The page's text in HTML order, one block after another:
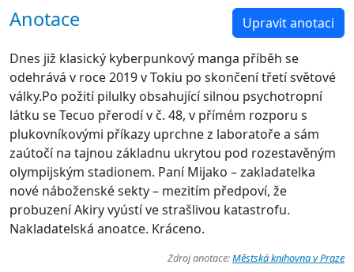
Anotace Upravit anotaci
Dnes již klasický kyberpunkový manga příběh se
odehrává v roce 2019 v Tokiu po skončení třetí světové
války.Po požití pilulky obsahující silnou psychotropní
látku se Tecuo přerodí v č. 48, v přímém rozporu s
plukovníkovými příkazy uprchne z laboratoře a sám
zaútočí na tajnou základnu ukrytou pod rozestavěným
olympijským stadionem. Paní Mijako – zakladatelka
nové náboženské sekty – mezitím předpoví, že
probuzení Akiry vyústí ve strašlivou katastrofu.
Nakladatelská anoatce. Kráceno.
Zdroj anotace:Městská knihovna v Praze